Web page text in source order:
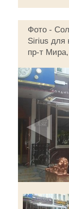
Фото -
Sirius для
пр-т Мира,
◄